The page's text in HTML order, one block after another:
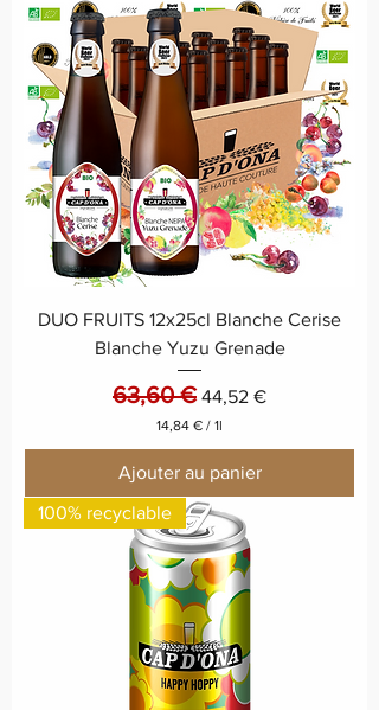
€
p
a
L
i
e
DUO FRUITS 12x25cl Blanche Cerise
Blanche Yuzu Grenade
Prix original
63,60 € Prix promotionnel
44,52 €
14,84 € / 1l
,
8
4
€
p
1
L
i
t
Ajouter au panier
100% recyclable